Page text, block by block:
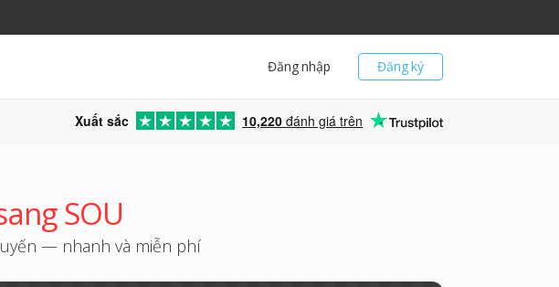
Đăng ký
Đăng nhập
Xuất sắc 10,220 đánh giá trên
SOU
— nhanh và miễn phí